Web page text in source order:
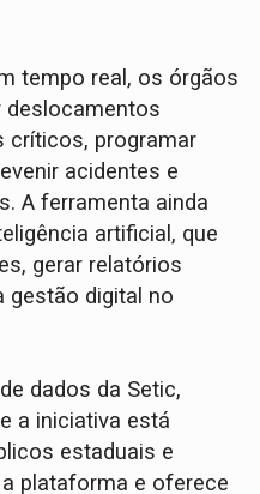
tempo real, os órgãos
deslocamentos
críticos, programar
acidentes e
A ferramenta ainda
artificial, que
gerar relatórios
gestão digital no
dados da Setic,
a iniciativa está
estaduais e
plataforma e oferece